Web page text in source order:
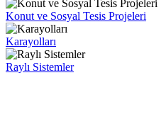
Konut ve Sosyal Tesis Projeleri
Karayolları
Raylı Sistemler